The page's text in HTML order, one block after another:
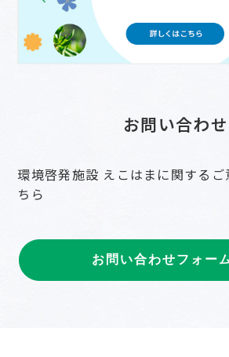
お問い合わせ
環境啓発施設 えこはまに関するご
ちら
お問い合わせフォー